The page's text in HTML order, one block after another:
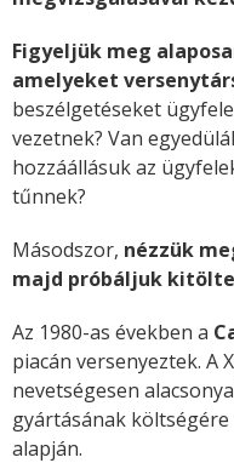
Figyeljük meg
amelyeket
beszélgetéseket
vezetnek? Van
hozzáállásuk az
tűnnek?
Másodszor, nézzük
majd próbáljuk
Az 1980-as években a
piacán versenyeztek. A
nevetségesen
gyártásának
alapján.